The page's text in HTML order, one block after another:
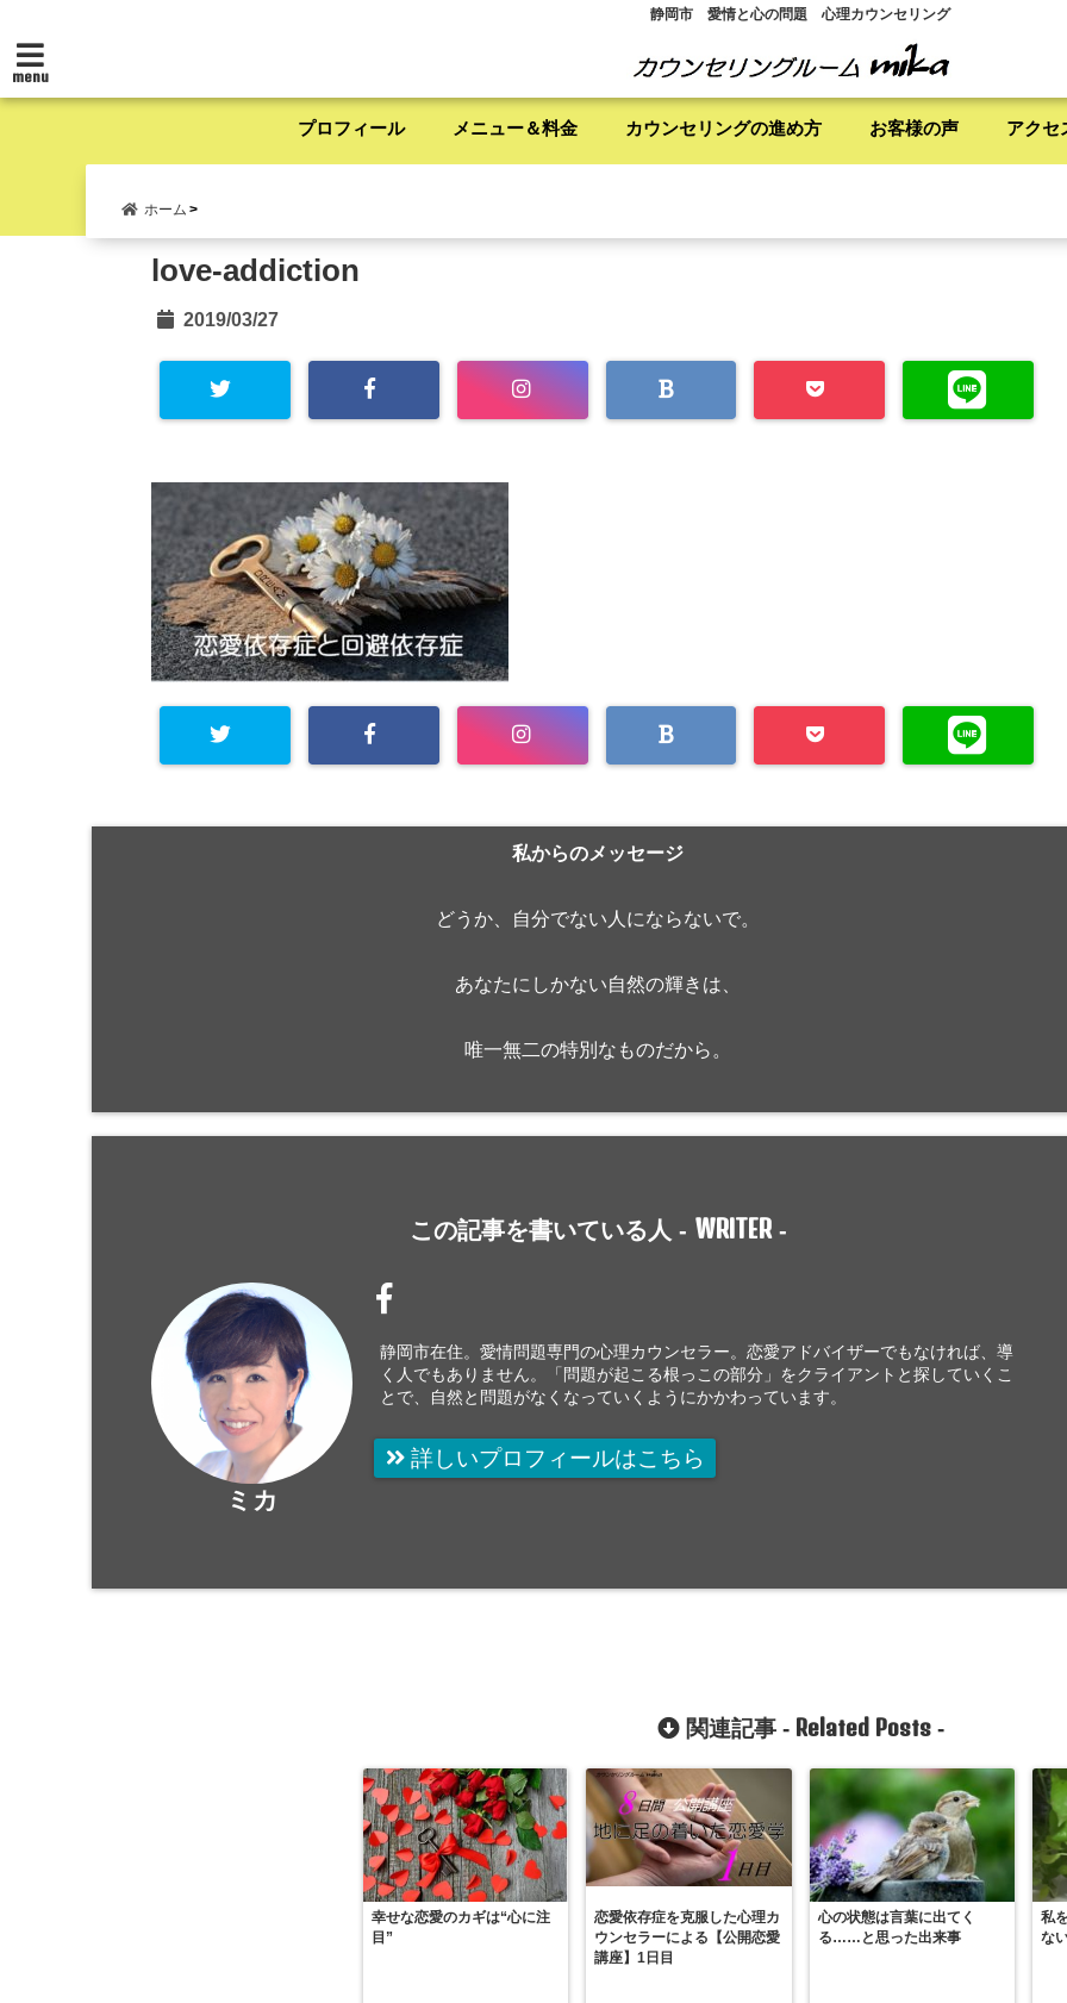
静岡市 愛情と心の問題 心理カウンセリング
menu
プロフィール メニュー＆料金 カウンセリングの進め方 お客様の声 アクセ
ホーム
love-addiction
2019/03/27
私からのメッセージ
どうか、自分でない人にならないで。
あなたにしかない自然の輝きは、
唯一無二の特別なものだから。
この記事を書いている人 - WRITER-
ミカ
静岡市在住。愛情問題専門の心理カウンセラー。恋愛アドバイザーでもなければ、導
く人でもありません。「問題が起こる根っこの部分」をクライアントと探していくこ
とで、自然と問題がなくなっていくようにかかわっています。
詳しいプロフィールはこちら
関連記事 - Related Posts-
幸せな恋愛のカギは“心に注
目”
恋愛依存症を克服した心理カ
ウンセラーによる【公開恋愛
講座】1日目
心の状態は言葉に出てく
る……と思った出来事
私
な